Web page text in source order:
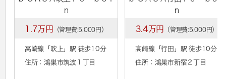
ｎ
1.7万円 （管理費:5,000円）
高崎線「 吹上 」駅 徒歩10分
住所：鴻巣市筑波１丁目
ｎ
3.4万円 （管理費:5,000円）
高崎線「 行田 」駅 徒歩10分
住所：鴻巣市新宿２丁目